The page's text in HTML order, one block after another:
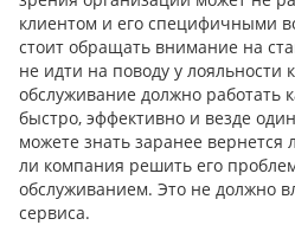
клиентом и его специфичными
стоит обращать внимание на
не идти на поводу у лояльности
обслуживание должно работать
быстро, эффективно и везде
можете знать заранее вернется
ли компания решить его
обслуживанием. Это не должно
сервиса.